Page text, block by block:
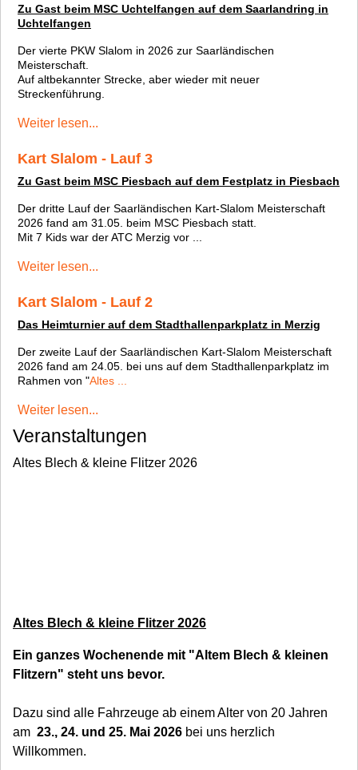
Zu Gast beim MSC Uchtelfangen auf dem Saarlandring in
Uchtelfangen
Der vierte PKW Slalom in 2026 zur Saarländischen
Meisterschaft.
Auf altbekannter Strecke, aber wieder mit neuer
Streckenführung.
Weiter lesen...
Kart Slalom - Lauf 3
Zu Gast beim MSC Piesbach auf dem Festplatz in Piesbach
Der dritte Lauf der Saarländischen Kart-Slalom Meisterschaft
2026 fand am 31.05. beim MSC Piesbach statt.
Mit 7 Kids war der ATC Merzig vor ...
Weiter lesen...
Kart Slalom - Lauf 2
Das Heimturnier auf dem Stadthallenparkplatz in Merzig
Der zweite Lauf der Saarländischen Kart-Slalom Meisterschaft
2026 fand am 24.05. bei uns auf dem Stadthallenparkplatz im
Rahmen von "Altes ...
Weiter lesen...
Veranstaltungen
Altes Blech & kleine Flitzer 2026
Altes Blech & kleine Flitzer 2026
Ein ganzes Wochenende mit "Altem Blech & kleinen
Flitzern" steht uns bevor.
Dazu sind alle Fahrzeuge ab einem Alter von 20 Jahren
am 23., 24. und 25. Mai 2026 bei uns herzlich
Willkommen.